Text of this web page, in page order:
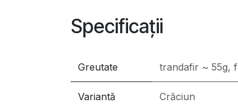
Specificații
Greutate trandafir ~ 55g,
Variantă Crăciun